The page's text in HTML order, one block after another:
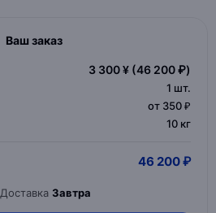
Ваш заказ
3 300 ¥ (46 200 ₽)
1 шт.
от 350 ₽
10 кг
46 200 ₽
Доставка Завтра